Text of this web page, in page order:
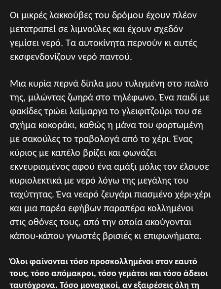
Οι μικρές λακκούβες του δρόμου έχουν πλέον
μετατραπεί σε λιμνούλες και έχουν σχεδόν
γεμίσει νερό. Τα αυτοκίνητα περνούν κι αυτές
εκσφενδονίζουν νερό παντού.
Μια κυρία περνά δίπλα μου τυλιγμένη στο παλτό
της, μιλώντας ζωηρά στο τηλέφωνο. Ένα παιδί με
φακίδες τρώει λαίμαργα το γλειφιτζούρι του σε
σχήμα κοκοράκι, καθώς η μάνα του φορτωμένη
με σακούλες το τραβολογά από το χέρι. Ένας
κύριος με καπέλο βρίζει και φωνάζει
εκνευρισμένος αφού ένα αμάξι μόλις τον έλουσε
κυριολεκτικά με νερό λόγω της μεγάλης του
ταχύτητας. Ένα νεαρό ζευγάρι πιασμένο χέρι-χέρι
και μια παρέα εφήβων παραπέρα κολλημένοι
στις οθόνες τους, από την οποία ακούγονται
κάπου-κάπου γνωστές βρισιές κι επιφωνήματα.
Όλοι φαίνονται τόσο προσκολλημένοι στον εαυτό
τους, τόσο απόμακροι, τόσο γεμάτοι και τόσο άδειοι
ταυτόχρονα. Τόσο μοναχικοί, αν εξαιρέσεις όλη τη